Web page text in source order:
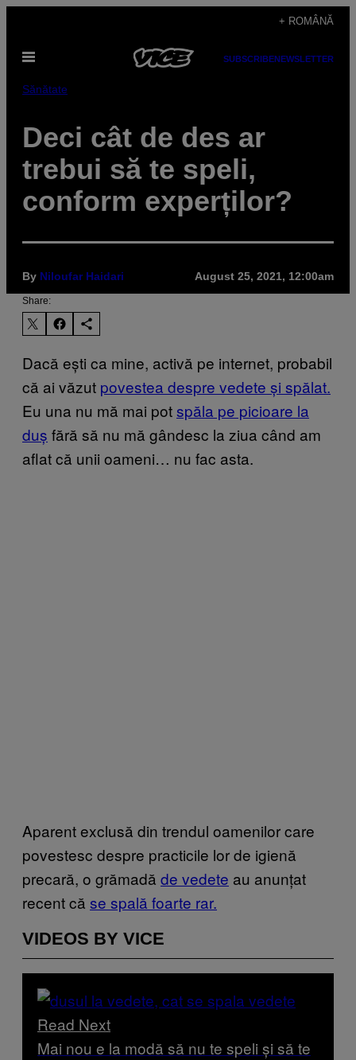
content
+ ROMÂNĂ
Open
SUBSCRIBENEWSLETTER
Sănătate
Deci cât de des ar
trebui să te speli,
conform experților?
By Niloufar Haidari August 25, 2021, 12:00am
Share:
Dacă ești ca mine, activă pe internet, probabil
că ai văzut povestea despre vedete și spălat.
Eu una nu mă mai potspăla pe picioare la
duș fără să nu mă gândesc la ziua când am
aflat că unii oameni… nu fac asta.
Aparent exclusă din trendul oamenilor care
povestesc despre practicile lor de igienă
precară, o grămadă de vedete au anunțat
recent că se spală foarte rar.
VIDEOS BY VICE
Read Next
Mai nou e la modă să nu te speli și să te